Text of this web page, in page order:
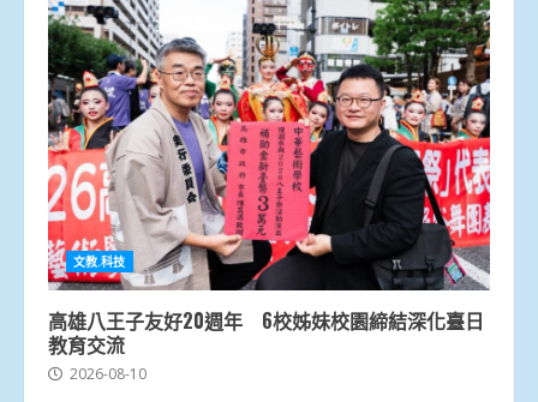
文教.科技
高雄八王子友好20週年 6校姊妹校園締結深化臺日
教育交流
2026-08-10